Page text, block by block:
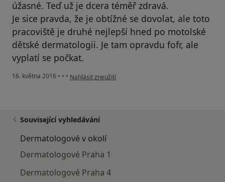
úžasné. Teď už je dcera téměř zdravá.
Je sice pravda, že je obtížné se dovolat, ale toto
pracoviště je druhé nejlepší hned po motolské
dětské dermatologii. Je tam opravdu fofr, ale
vyplatí se počkat.
16. května 2016 • • • podle názoru uživatele Váš účet byl odstraněn
Nahlásit zneužití
Související vyhledávání
Dermatologové v okolí
Dermatologové Praha 1
Dermatologové Praha 4